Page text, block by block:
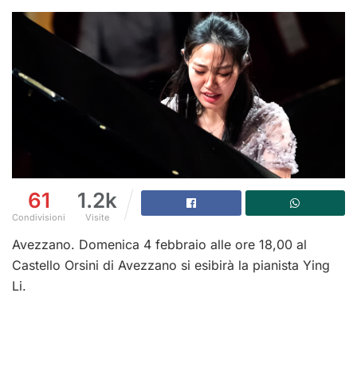
61
Condivisioni
1.2k
Visite
Avezzano. Domenica 4 febbraio alle ore 18,00 al
Castello Orsini di Avezzano si esibirà la pianista Ying
Li.